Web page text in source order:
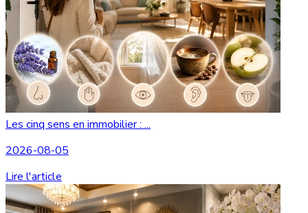
Les cinq sens en immobilier : ...
2026-08-05
Lire l'article